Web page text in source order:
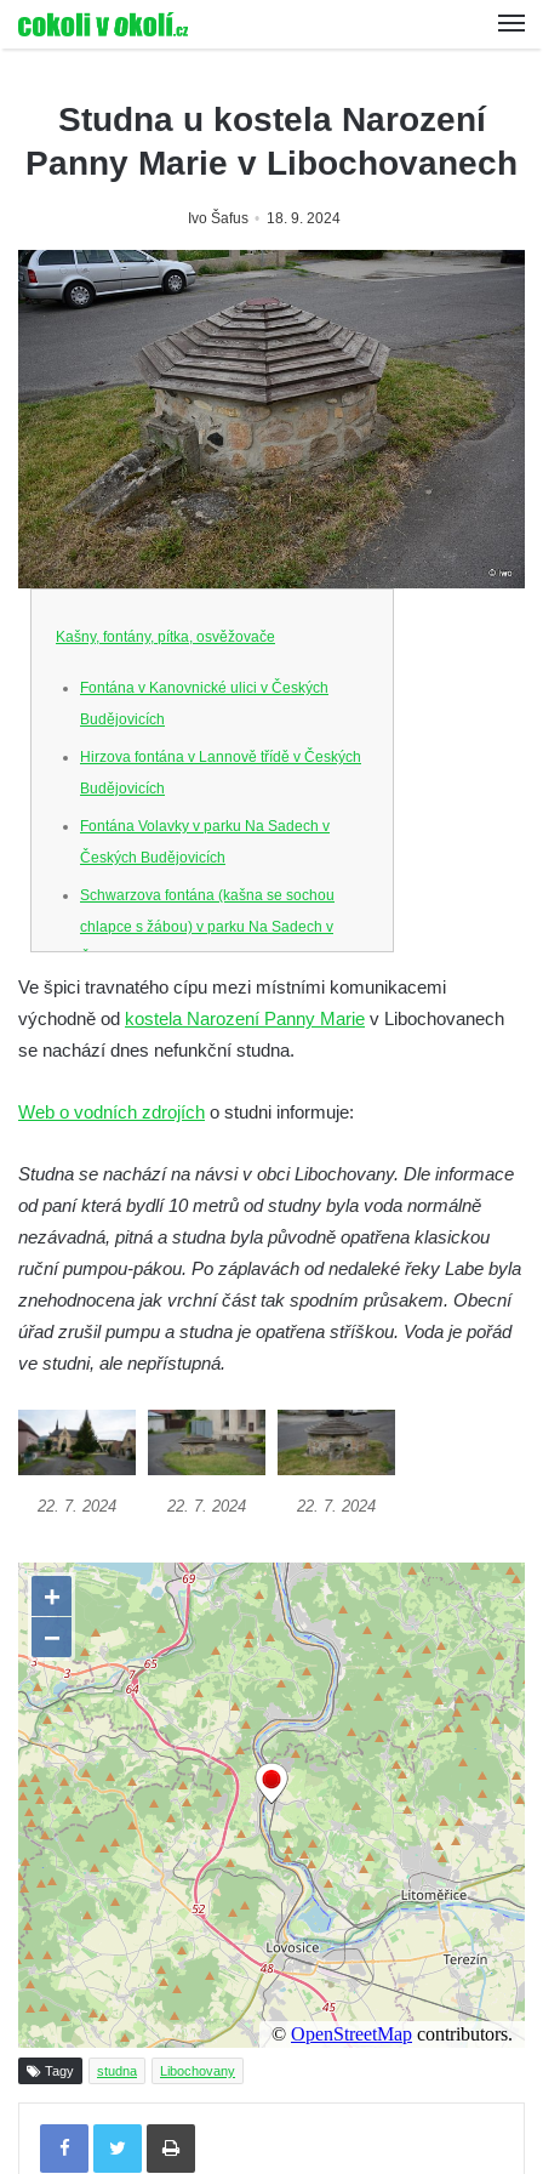
Studna u kostela Narození
Panny Marie v Libochovanech
Ivo Šafus 18. 9. 2024
Kašny, fontány, pítka, osvěžovače
Fontána v Kanovnické ulici v Českých
Budějovicích
Hirzova fontána v Lannově třídě v Českých
Budějovicích
Fontána Volavky v parku Na Sadech v
Českých Budějovicích
Schwarzova fontána (kašna se sochou
chlapce s žábou) v parku Na Sadech v
Českých Budějovicích
Kašna v parku Na Sadech u Pražské třídy v
Českých Budějovicích
Velešíně
Kašna na nádvoří za vstupem v ZOO
Leipzig
Kašna se sousoším medvíďat v ZOO
Leipzig
Kamenná kašna na styku tří CHKO v České
Kamenici
Věžová studna na náměstí Míru v Bochově
Kašna na náměstí Míru v Bochově
Duchcově
Duchcově
Kašna na náměstí Republiky v Duchcově
Kašna na náměstí T. G. Masaryka ve
Frýdlantu
Kašna u sochy svatého Jakuba della Marca
u kláštera v Hejnicích
Fontána na náměstí E. Beneše v Milevsku
Kašna na Masarykově náměstí v Polici nad
Metují
Kašna v Sadech Československé armády v
Teplicích před budovou Kamenných lázní
Pamětní kašna přírodních léčivých zdrojů v
parku u Hadích lázní v Teplicích
Fontána u Městského úřadu v Tanvaldu
Fontána před zámkem Nový Berštejn
Kašna na návsi ve Strupčicích
Ve špici travnatého cípu mezi místními komunikacemi
východně od kostela Narození Panny Marie v Libochovanech
se nachází dnes nefunkční studna.
Web o vodních zdrojích o studni informuje:
Studna se nachází na návsi v obci Libochovany. Dle informace
od paní která bydlí 10 metrů od studny byla voda normálně
nezávadná, pitná a studna byla původně opatřena klasickou
ruční pumpou-pákou. Po záplavách od nedaleké řeky Labe byla
znehodnocena jak vrchní část tak spodním průsakem. Obecní
úřad zrušil pumpu a studna je opatřena stříškou. Voda je pořád
ve studni, ale nepřístupná.
22. 7. 2024 22. 7. 2024 22. 7. 2024
Tagy studna Libochovany
Tisknout